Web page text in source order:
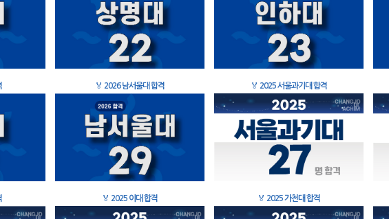
🏅 2026 남서울대 합격 🏅 2025 서울과기대 합격
🏅 2025 이대 합격 🏅 2025 가천대 합격